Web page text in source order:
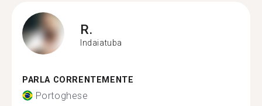
R.
Indaiatuba
PARLA CORRENTEMENTE
Portoghese